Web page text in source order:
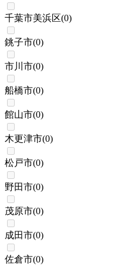
千葉市美浜区(0)
銚子市(0)
市川市(0)
船橋市(0)
館山市(0)
木更津市(0)
松戸市(0)
野田市(0)
茂原市(0)
成田市(0)
佐倉市(0)